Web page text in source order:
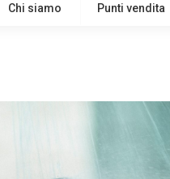
Chi siamo Punti vendita